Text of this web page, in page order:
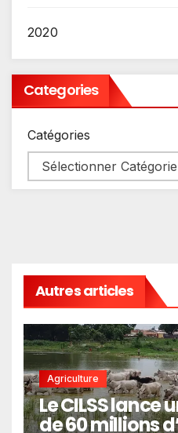
2020
Categories
Catégories
Autres articles
Agriculture
Le CILSS
de 60 millions